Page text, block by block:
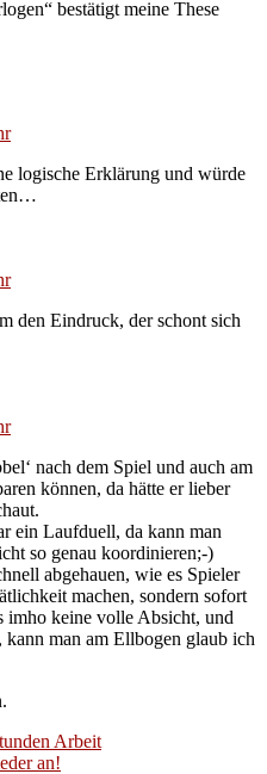
bestätigt meine These
logische Erklärung und würde
den Eindruck, der schont sich
nach dem Spiel und auch am
können, da hätte er lieber
ein Laufduell, da kann man
so genau koordinieren;-)
abgehauen, wie es Spieler
machen, sondern sofort
imho keine volle Absicht, und
man am Ellbogen glaub ich
Arbeit
an!